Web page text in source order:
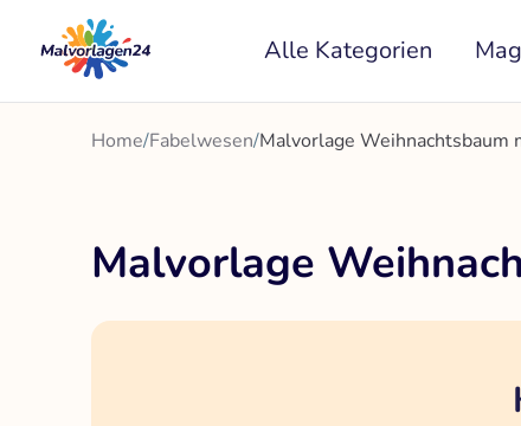
Inhalt
springen
Alle Kategorien
Home/Fabelwesen/Malvorlage Weihnachtsbaum
Malvorlage